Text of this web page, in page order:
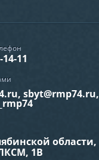
11
sbyt@rmp74.ru,
области,
1В